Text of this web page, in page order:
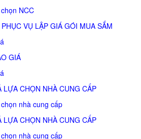
NCC
VỤ LẬP GIÁ GÓI MUA SẮM
GIÁ
LỰA CHỌN NHÀ CUNG CẤP
nhà cung cấp
LỰA CHỌN NHÀ CUNG CẤP
nhà cung cấp